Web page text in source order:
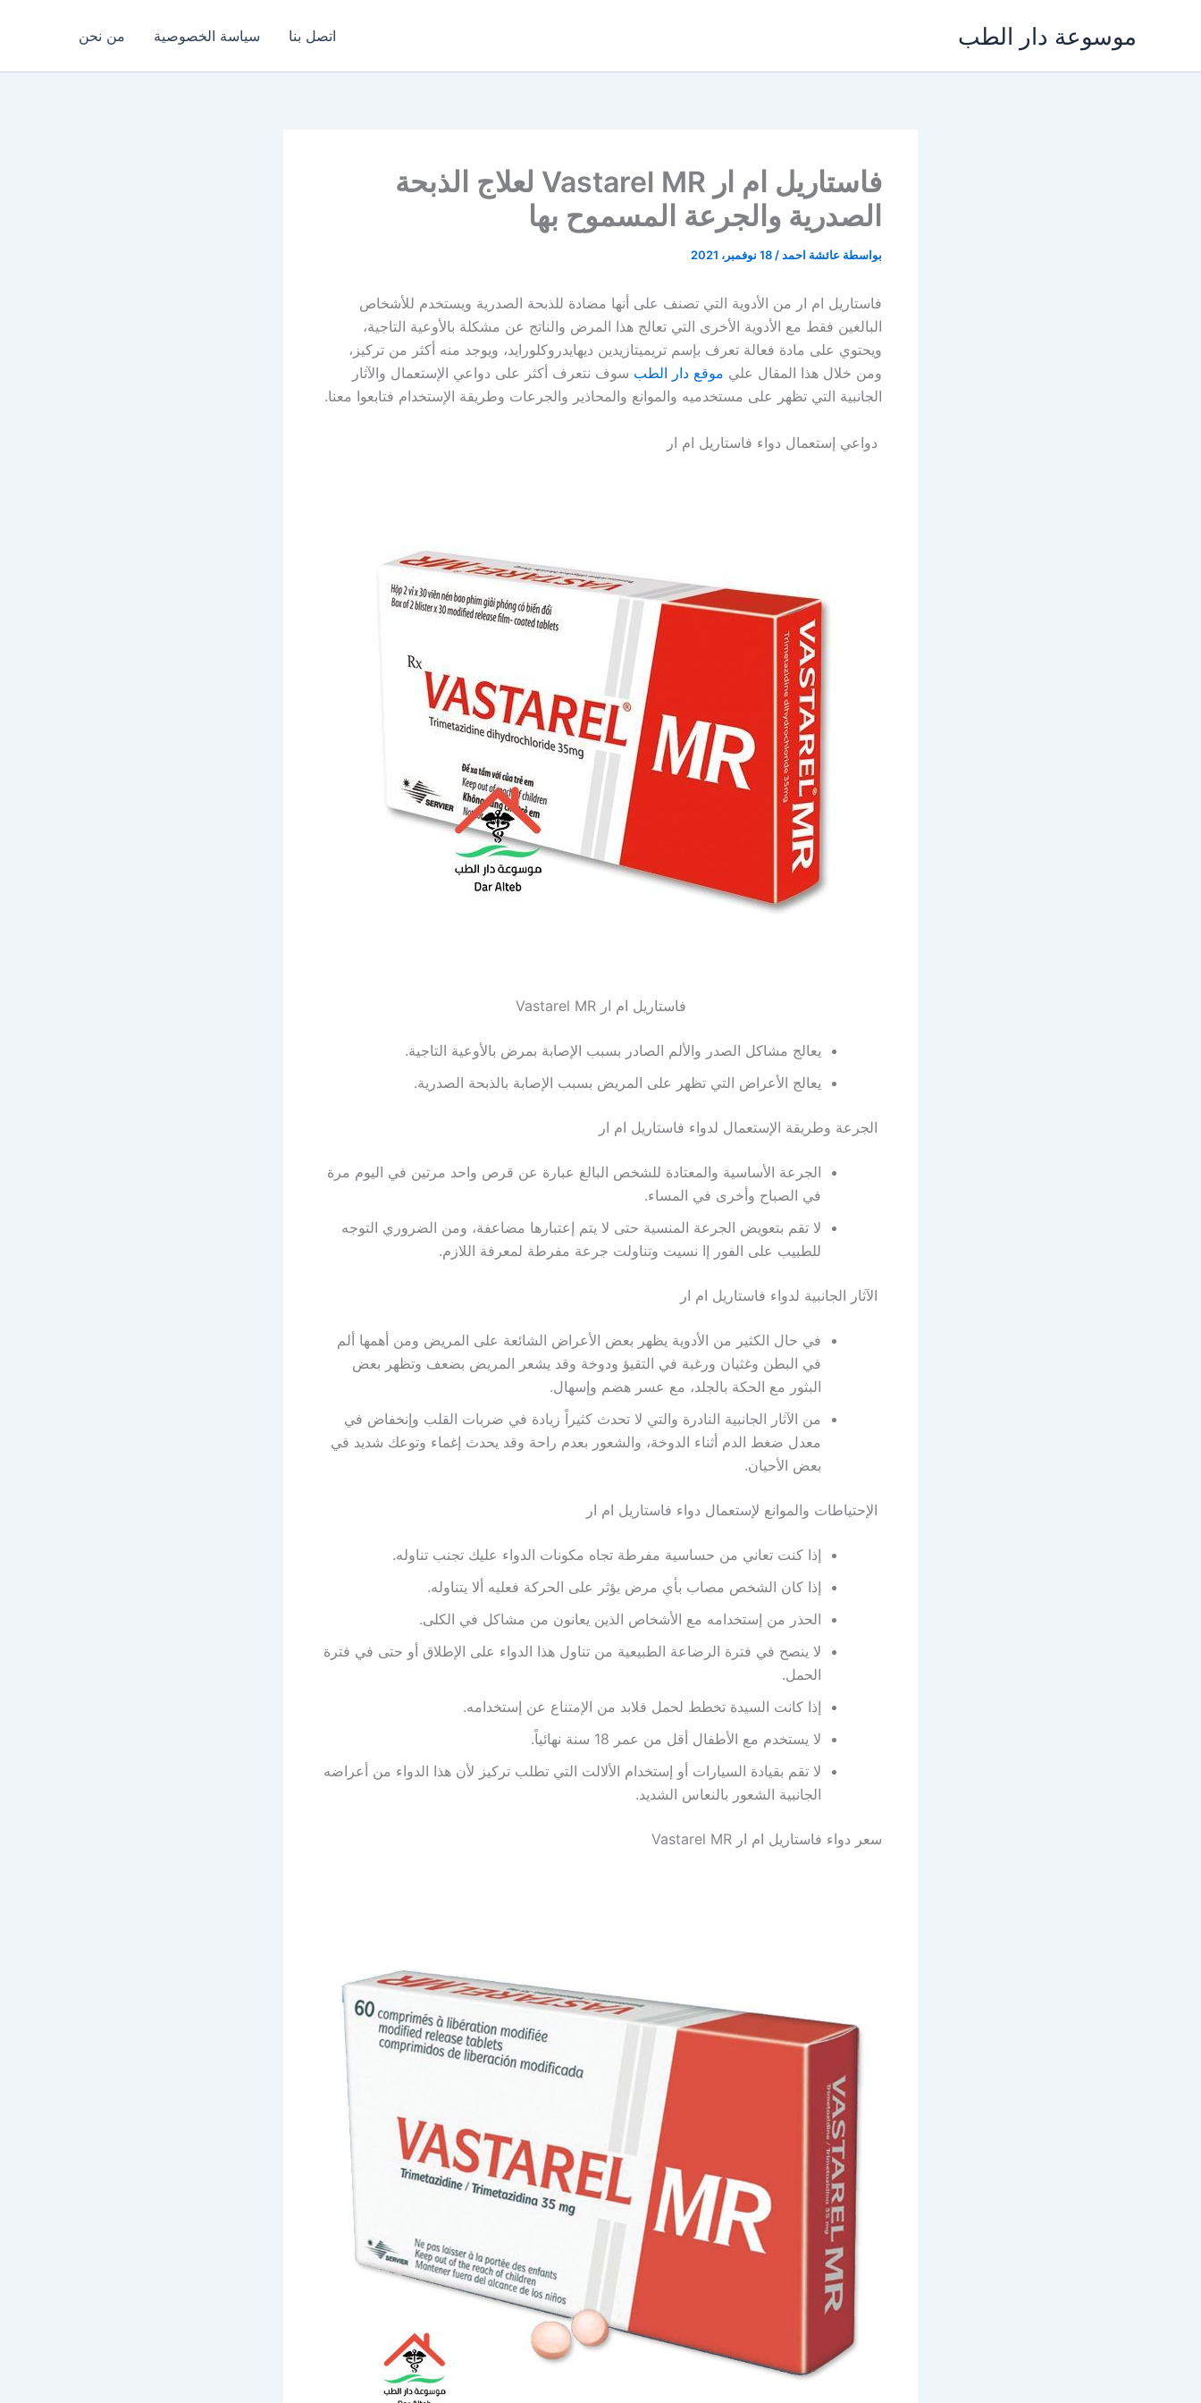
موسوعة دار الطب اتصل بنا سياسة الخصوصية من نحن
فاستاريل ام ار Vastarel MR لعلاج الذبحة
الصدرية والجرعة المسموح بها
بواسطة عائشة احمد/ 18 نوفمبر، 2021
فاستاريل ام ار من الأدوية التي تصنف على أنها مضادة للذبحة الصدرية ويستخدم للأشخاص
البالغين فقط مع الأدوية الأخرى التي تعالج هذا المرض والناتج عن مشكلة بالأوعية التاجية،
ويحتوي على مادة فعالة تعرف بإسم تريميتازيدين ديهايدروكلورايد، ويوجد منه أكثر من تركيز،
ومن خلال هذا المقال علي موقع دار الطب سوف نتعرف أكثر على دواعي الإستعمال والآثار
الجانبية التي تظهر على مستخدميه والموانع والمحاذير والجرعات وطريقة الإستخدام فتابعوا معنا.
دواعي إستعمال دواء فاستاريل ام ار
فاستاريل ام ار Vastarel MR
يعالج مشاكل الصدر والألم الصادر بسبب الإصابة بمرض بالأوعية التاجية.
يعالج الأعراض التي تظهر على المريض بسبب الإصابة بالذبحة الصدرية.
الجرعة وطريقة الإستعمال لدواء فاستاريل ام ار
الجرعة الأساسية والمعتادة للشخص البالغ عبارة عن قرص واحد مرتين في اليوم مرة
في الصباح وأخرى في المساء.
لا تقم بتعويض الجرعة المنسية حتى لا يتم إعتبارها مضاعفة، ومن الضروري التوجه
للطبيب على الفور إا نسيت وتناولت جرعة مفرطة لمعرفة اللازم.
الآثار الجانبية لدواء فاستاريل ام ار
في حال الكثير من الأدوية يظهر بعض الأعراض الشائعة على المريض ومن أهمها ألم
في البطن وغثيان ورغبة في التقيؤ ودوخة وقد يشعر المريض بضعف وتظهر بعض
البثور مع الحكة بالجلد، مع عسر هضم وإسهال.
من الآثار الجانبية النادرة والتي لا تحدث كثيراً زيادة في ضربات القلب وإنخفاض في
معدل ضغط الدم أثناء الدوخة، والشعور بعدم راحة وقد يحدث إغماء وتوعك شديد في
بعض الأحيان.
الإحتياطات والموانع لإستعمال دواء فاستاريل ام ار
إذا كنت تعاني من حساسية مفرطة تجاه مكونات الدواء عليك تجنب تناوله.
إذا كان الشخص مصاب بأي مرض يؤثر على الحركة فعليه ألا يتناوله.
الحذر من إستخدامه مع الأشخاص الذين يعانون من مشاكل في الكلى.
لا ينصح في فترة الرضاعة الطبيعية من تناول هذا الدواء على الإطلاق أو حتى في فترة
الحمل.
إذا كانت السيدة تخطط لحمل فلابد من الإمتناع عن إستخدامه.
لا يستخدم مع الأطفال أقل من عمر 18 سنة نهائياً.
لا تقم بقيادة السيارات أو إستخدام الألالت التي تطلب تركيز لأن هذا الدواء من أعراضه
الجانبية الشعور بالنعاس الشديد.
سعر دواء فاستاريل ام ار Vastarel MR